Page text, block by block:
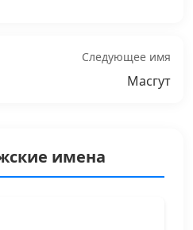
Следующее имя
Масгут
имена